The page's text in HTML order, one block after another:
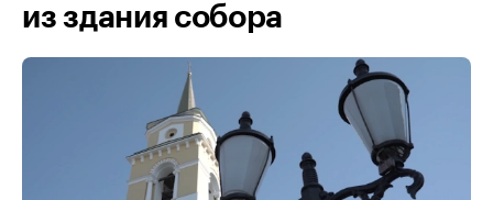
из здания собора